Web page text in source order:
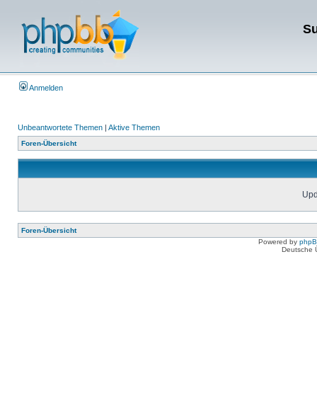
Anmelden
Unbeantwortete Themen | Aktive Themen
Foren-Übersicht
Foren-Übersicht
Powered by
Deutsche